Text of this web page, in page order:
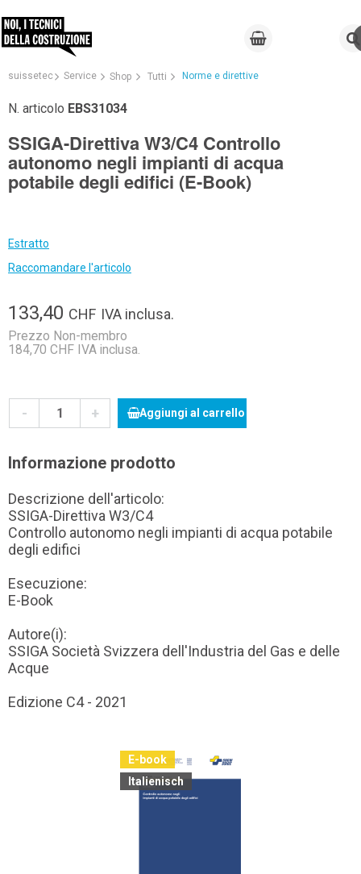
suissetec Service Shop Tutti Norme e direttive
N. articolo EBS31034
SSIGA-Direttiva W3/C4 Controllo
autonomo negli impianti di acqua
potabile degli edifici (E-Book)
Estratto
Raccomandare l'articolo
133,40 CHF IVA inclusa.
Prezzo Non-membro
184,70 CHF IVA inclusa.
- + Aggiungi al carrello
Informazione prodotto
Descrizione dell'articolo:
SSIGA-Direttiva W3/C4
Controllo autonomo negli impianti di acqua potabile
degli edifici
Esecuzione:
E-Book
Autore(i):
SSIGA Società Svizzera dell'Industria del Gas e delle
Acque
Edizione C4 - 2021
E-book
Italienisch